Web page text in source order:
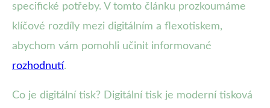
specifické potřeby. V tomto článku prozkoumáme
klíčové rozdíly mezi digitálním a flexotiskem,
abychom vám pomohli učinit informované
rozhodnutí.
Co je digitální tisk? Digitální tisk je moderní tisková